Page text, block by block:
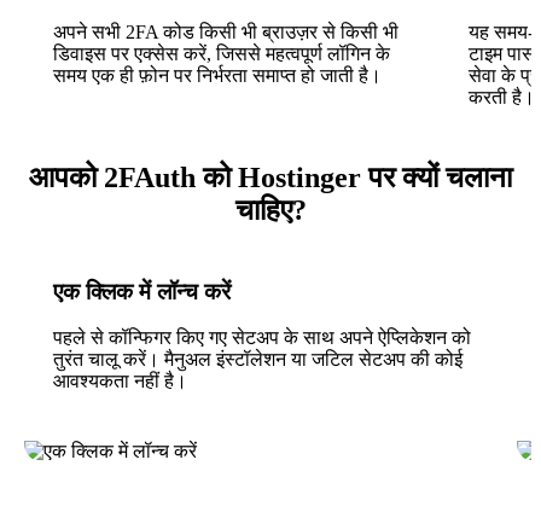
अपने सभी 2FA कोड किसी भी ब्राउज़र से किसी भी
डिवाइस पर एक्सेस करें, जिससे महत्वपूर्ण लॉगिन के
समय एक ही फ़ोन पर निर्भरता समाप्त हो जाती है।
यह समय-
टाइम
सेवा के
करती है।
आपको 2FAuth को Hostinger पर क्यों चलाना
चाहिए?
एक क्लिक में लॉन्च करें
पहले से कॉन्फिगर किए गए सेटअप के साथ अपने ऐप्लिकेशन को
तुरंत चालू करें। मैनुअल इंस्टॉलेशन या जटिल सेटअप की कोई
आवश्यकता नहीं है।